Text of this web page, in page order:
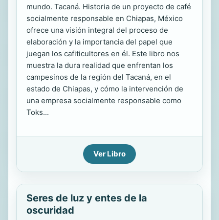
mundo. Tacaná. Historia de un proyecto de café
socialmente responsable en Chiapas, México
ofrece una visión integral del proceso de
elaboración y la importancia del papel que
juegan los cafiticultores en él. Este libro nos
muestra la dura realidad que enfrentan los
campesinos de la región del Tacaná, en el
estado de Chiapas, y cómo la intervención de
una empresa socialmente responsable como
Toks...
Ver Libro
Seres de luz y entes de la
oscuridad